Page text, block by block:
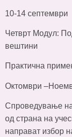
10-14 септември
Четврт Модул:
вештини
Практична
Октомври
Спроведување
од страна на
направат избор